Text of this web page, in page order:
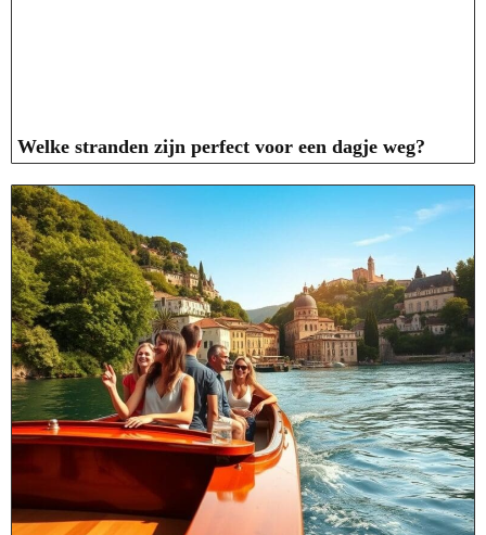
Welke stranden zijn perfect voor een dagje weg?